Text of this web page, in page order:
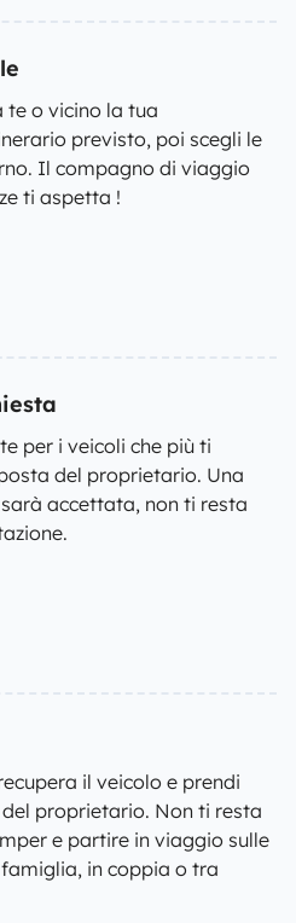
te o vicino la tua
previsto, poi scegli le
Il compagno di viaggio
ti aspetta !
per i veicoli che più ti
del proprietario. Una
accettata, non ti resta
il veicolo e prendi
proprietario. Non ti resta
e partire in viaggio sulle
in coppia o tra